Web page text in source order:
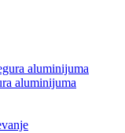
aluminijuma